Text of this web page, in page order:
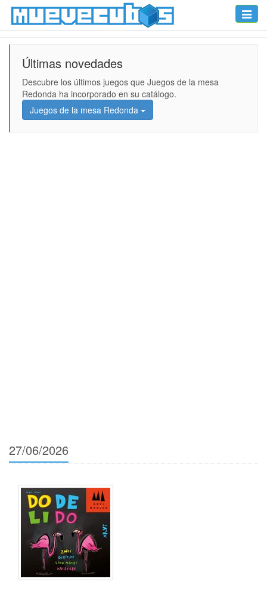
Toggle
Últimas novedades
Descubre los últimos juegos que Juegos de la mesa
Redonda ha incorporado en su catálogo.
Juegos de la mesa Redonda
27/06/2026